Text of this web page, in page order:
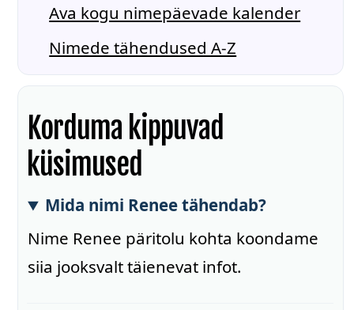
Ava kogu nimepäevade kalender
Nimede tähendused A-Z
Korduma kippuvad
küsimused
Mida nimi Renee tähendab?
Nime Renee päritolu kohta koondame
siia jooksvalt täienevat infot.